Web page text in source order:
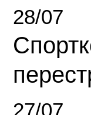
28/07
27/07